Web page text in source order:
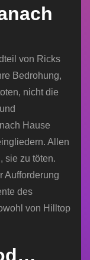
von Ricks
Bedrohung,
nicht die
Hause
Allen
sie zu töten.
Aufforderung
des
von Hilltop